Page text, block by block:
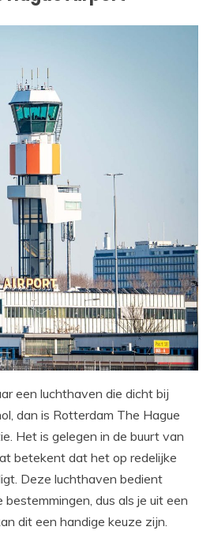
een luchthaven die dicht bij
dan is Rotterdam The Hague
Het is gelegen in de buurt van
betekent dat het op redelijke
Deze luchthaven bedient
bestemmingen, dus als je uit een
dit een handige keuze zijn.